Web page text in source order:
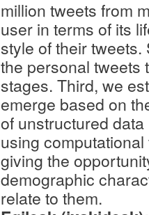
million tweets from
user in terms of its
style of their
the personal tweets
stages. Third, we
emerge based on
of unstructured
using
giving the
demographic
relate to them.